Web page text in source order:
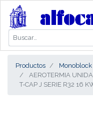
Productos
Monoblock
AEROTERMIA
T-CAP J SERIE R32 16